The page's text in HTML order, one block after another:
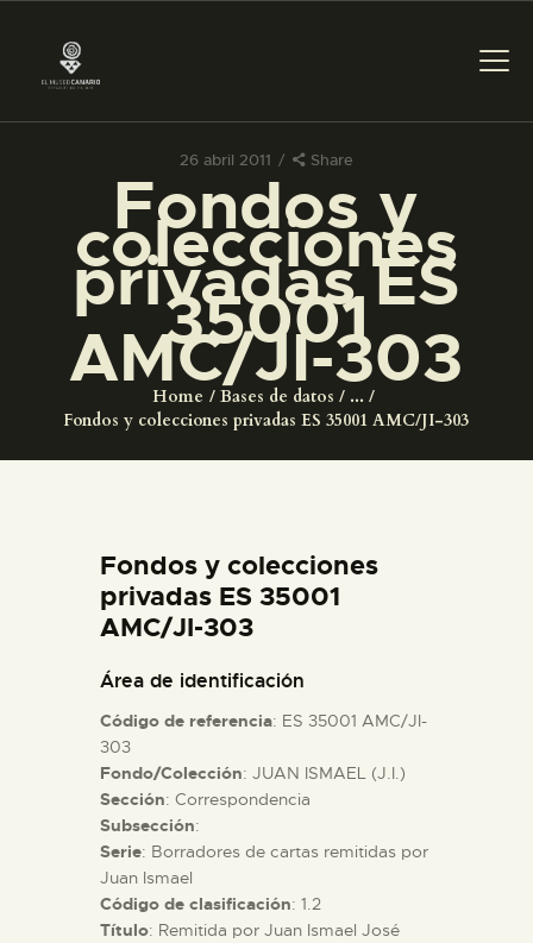
26 abril 2011 Share
Fondos y
colecciones
privadas ES
35001
AMC/JI-303
Home Bases de datos
...
Fondos y colecciones privadas ES 35001 AMC/JI-303
PREPARAR LA VISITA
ACTIVIDADES
█
EL MUSEO
DIDÁCTICA
ESPAÑOL
ACTIVIDADES
█
EL MUSEO
Fondos y colecciones
privadas ES 35001
AMC/JI-303
Área de identificación
Código de referencia: ES 35001 AMC/JI-
303
Fondo/Colección: JUAN ISMAEL (J.I.)
Sección: Correspondencia
Subsección:
Serie: Borradores de cartas remitidas por
Juan Ismael
Código de clasificación: 1.2
Título: Remitida por Juan Ismael José